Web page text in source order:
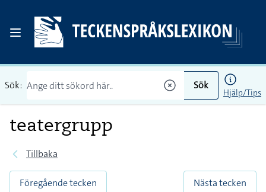
Sök: Sök
Hjälp/Tips
teatergrupp
Tillbaka
Föregående tecken
Nästa tecken